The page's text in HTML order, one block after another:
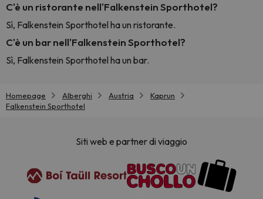
C'è un ristorante nell'Falkenstein Sporthotel?
Sì, Falkenstein Sporthotel ha un ristorante.
C'è un bar nell'Falkenstein Sporthotel?
Sì, Falkenstein Sporthotel ha un bar.
Homepage Alberghi Austria
Kaprun
Falkenstein Sporthotel
Siti web e partner di viaggio